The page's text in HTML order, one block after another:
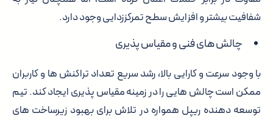
شفافیت بیشتر و افزایش سطح تمرکززدایی وجود دارد.
چالش های فنی و مقیاس پذیری
با وجود سرعت و کارایی بالا، رشد سریع تعداد تراکنش ها و کاربران
ممکن است چالش هایی را در زمینه مقیاس پذیری ایجاد کند. تیم
توسعه دهنده ریپل همواره در تلاش برای بهبود زیرساخت های